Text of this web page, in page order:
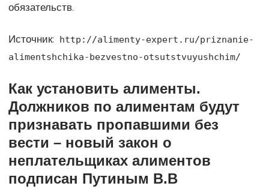
обязательств.
Источник:
http://alimenty-expert.ru/priznanie-
alimentshchika-bezvestno-otsutstvuyushchim/
Как установить алименты.
Должников по алиментам будут
признавать пропавшими без
вести – новый закон о
неплательщиках алиментов
подписан Путиным В.В